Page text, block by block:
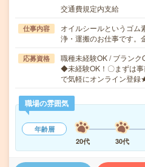
交通費規定内支給
仕事内容
オイルシールというゴム
浄・運搬のお仕事です
応募資格
職種未経験OK / ブランク
◆未経験OK！〇まずは
で気軽にオンライン登
職場の雰囲気
年齢層
20代
30代